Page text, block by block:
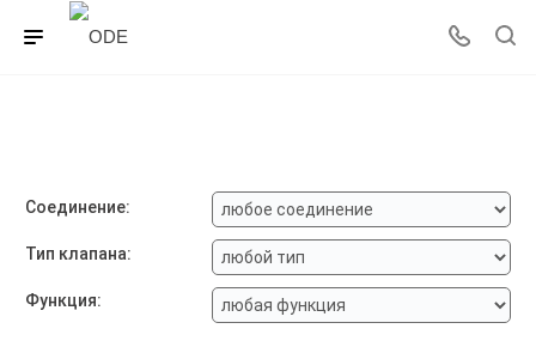
Соединение:
Тип клапана:
Функция: